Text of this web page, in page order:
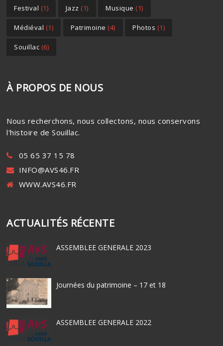
Festival (1) Jazz (1) Musique (1)
Médiéval (1) Patrimoine (4) Photos (1)
Souillac (6)
À PROPOS DE NOUS
Nous recherchons, nous collectons, nous conservons
l'histoire de Souillac.
05 65 37 15 78
INFO@AVS46.FR
WWW.AVS46.FR
ACTUALITÉS RÉCENTE
ASSEMBLEE GENERALE 2023
Journées du patrimoine – 17 et 18
ASSEMBLEE GENERALE 2022